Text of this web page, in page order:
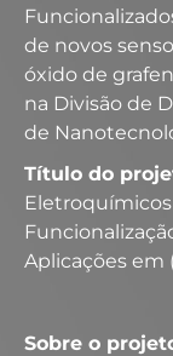
de novos
óxido de
na Divisão de
de
Título do
Aplicações em
Sobre o